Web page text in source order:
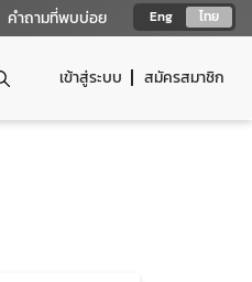
Eng ไทย
คำถามที่พบบ่อย
เข้าสู่ระบบ สมัครสมาชิก